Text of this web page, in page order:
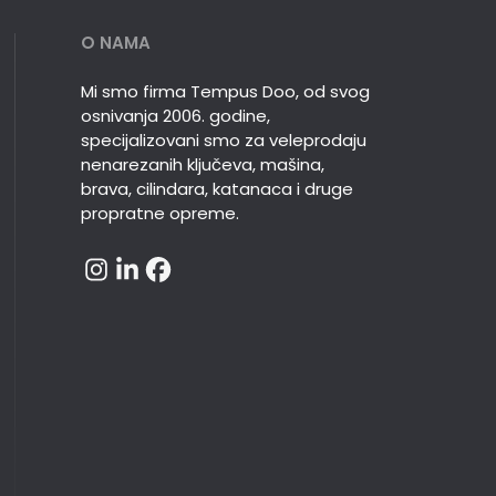
O NAMA
Mi smo firma Tempus Doo, od svog
osnivanja 2006. godine,
specijalizovani smo za veleprodaju
nenarezanih ključeva, mašina,
brava, cilindara, katanaca i druge
propratne opreme.